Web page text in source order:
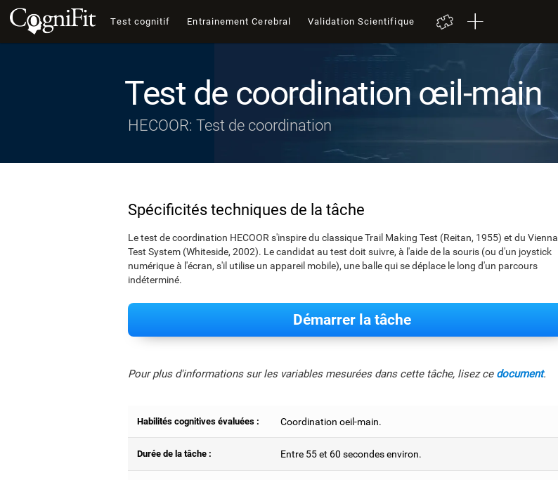
Test cognitif Entrainement Cerebral Validation Scientifique
Test de coordination œil-main
HECOOR: Test de coordination
Spécificités techniques de la tâche
Le test de coordination HECOOR s'inspire du classique Trail Making Test (Reitan, 1955) et du Vienna
Test System (Whiteside, 2002). Le candidat au test doit suivre, à l'aide de la souris (ou d'un joystick
numérique à l'écran, s'il utilise un appareil mobile), une balle qui se déplace le long d'un parcours
indéterminé.
Démarrer la tâche
Pour plus d'informations sur les variables mesurées dans cette tâche, lisez ce document.
Habilités cognitives évaluées : Coordination oeil-main.
Durée de la tâche : Entre 55 et 60 secondes environ.